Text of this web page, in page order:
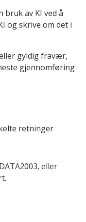
bruk av KI ved å
og skrive om det i
gyldig fravær,
gjennomføring
retninger
eller